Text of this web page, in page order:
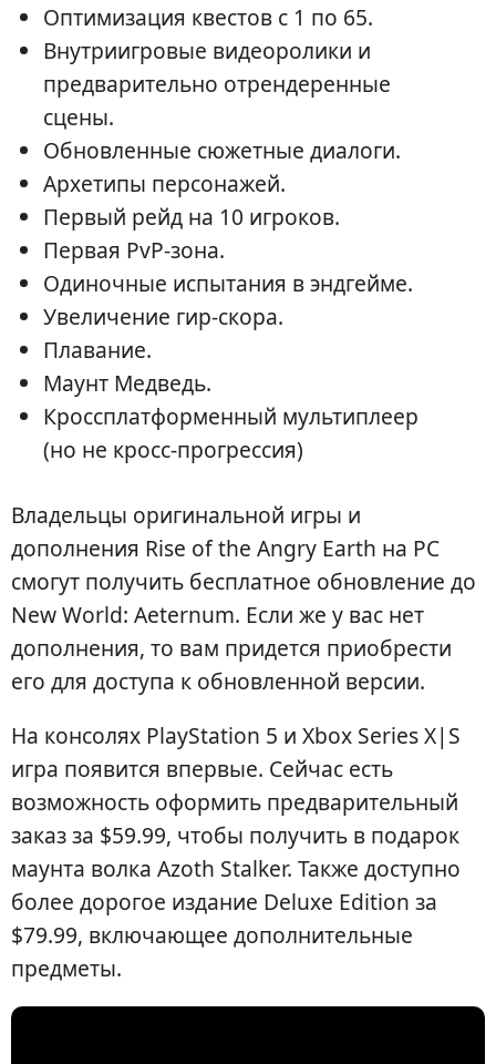
Оптимизация квестов с 1 по 65.
Внутриигровые видеоролики и
предварительно отрендеренные
сцены.
Обновленные сюжетные диалоги.
Архетипы персонажей.
Первый рейд на 10 игроков.
Первая PvP-зона.
Одиночные испытания в эндгейме.
Увеличение гир-скора.
Плавание.
Маунт Медведь.
Кроссплатформенный мультиплеер
(но не кросс-прогрессия)
Владельцы оригинальной игры и
дополнения Rise of the Angry Earth на PC
смогут получить бесплатное обновление до
New World: Aeternum. Если же у вас нет
дополнения, то вам придется приобрести
его для доступа к обновленной версии.
На консолях PlayStation 5 и Xbox Series X|S
игра появится впервые. Сейчас есть
возможность оформить предварительный
заказ за $59.99, чтобы получить в подарок
маунта волка Azoth Stalker. Также доступно
более дорогое издание Deluxe Edition за
$79.99, включающее дополнительные
предметы.